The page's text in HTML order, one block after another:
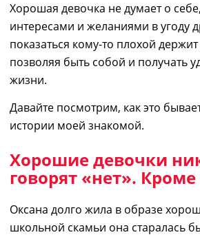
Хорошая девочка не думает о себе
интересами и желаниями в угоду
показаться кому-то плохой
позволяя быть собой и получать
жизни.
Давайте посмотрим, как это
истории моей знакомой.
Хорошие девочки
говорят «нет». Кроме
Оксана долго жила в образе
школьной скамьи она старалась